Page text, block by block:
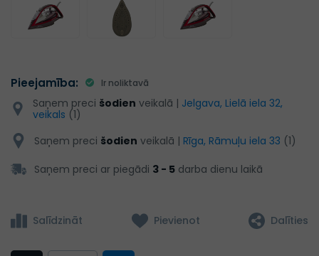
Pieejamība: Ir noliktavā
Saņem preci šodien veikalā | Jelgava, Lielā iela 32,
veikals (1)
Saņem preci šodien veikalā | Rīga, Rāmuļu iela 33 (1)
Saņem preci ar piegādi 3 - 5 darba dienu laikā
Salīdzināt Pievienot Dalīties